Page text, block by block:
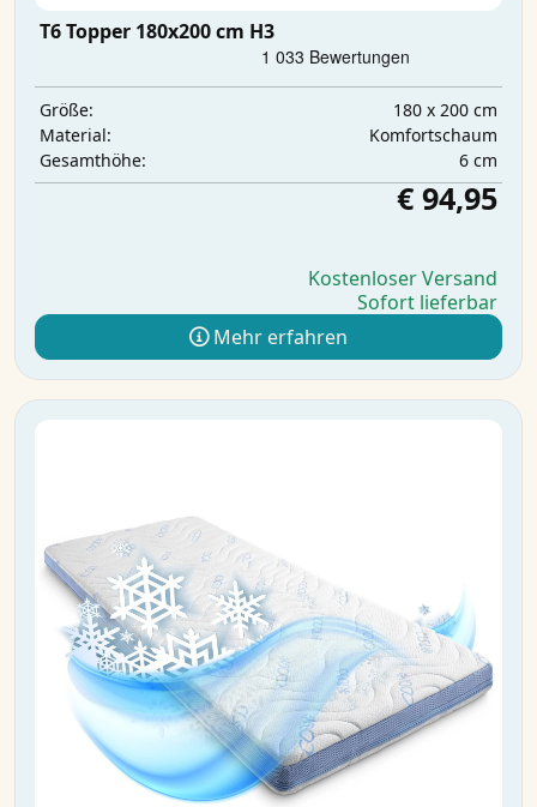
T6 Topper 180x200 cm H3
Größe:
180 x 200 cm
Material:
Komfortschaum
Gesamthöhe:
6 cm
€ 94,95
Kostenloser Versand
Sofort lieferbar
Mehr erfahren